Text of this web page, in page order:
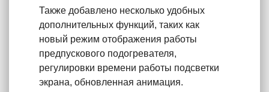
Также добавлено несколько удобных
дополнительных функций, таких как
новый режим отображения работы
предпускового подогревателя,
регулировки времени работы подсветки
экрана, обновленная анимация.